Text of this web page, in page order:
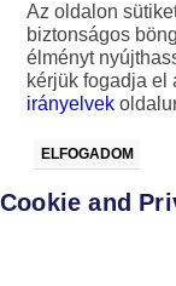
Az oldalon
biztonságos
élményt
kérjük fogadja el
irányelvek
ELFOGADOM
Cookie and